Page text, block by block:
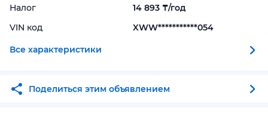
Налог
14 893 ₸/год
VIN код
XWW***********054
Все характеристики
Поделиться этим объявлением